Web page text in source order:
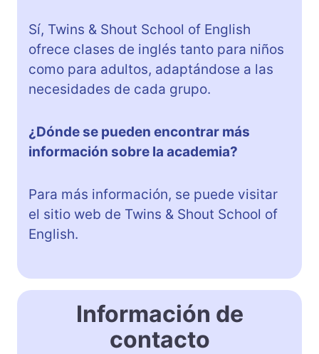
Sí, Twins & Shout School of English
ofrece clases de inglés tanto para niños
como para adultos, adaptándose a las
necesidades de cada grupo.
¿Dónde se pueden encontrar más
información sobre la academia?
Para más información, se puede visitar
el sitio web de Twins & Shout School of
English.
Información de
contacto